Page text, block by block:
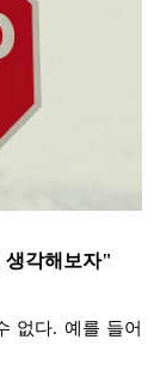
생각해보자"
없다. 예를 들어